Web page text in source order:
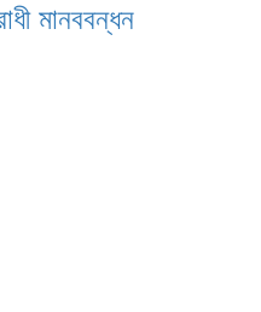
মানববন্ধন